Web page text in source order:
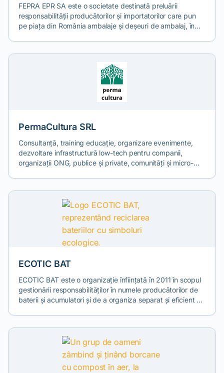
FEPRA EPR SA este o societate destinată preluării
responsabilității producătorilor și importatorilor care pun
pe piața din România ambalaje și deșeuri de ambalaj, în
producătorului este modalitatea prin care România dorește
să atingă țintele de țară asumate prin semnarea tratatului
de aderare. Încurajarea acestui sistem prin crearea unui
cadru legal adecvat este o necesitate în acest moment, iar
unul dintre obiectivele FEPRA EPR SA este acela de a
PermaCultura SRL
Consultanță, training educație, organizare evenimente,
dezvoltare infrastructură low-tech pentru companii,
organizații ONG, publice și private, comunități și micro-
compostare - permacultură, grădini comunitare.
ECOTIC BAT
ECOTIC BAT este o organizație înființată în 2011 în scopul
gestionării responsabilităților în numele producătorilor de
baterii și acumulatori și de a organiza separat și eficient o
portabili și industriali.